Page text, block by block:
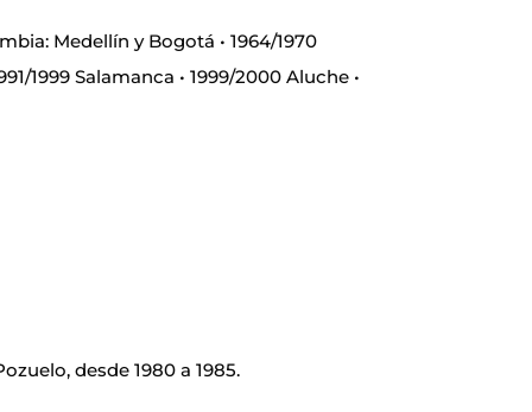
Medellín y Bogotá • 1964/1970
1999 Salamanca • 1999/2000 Aluche •
desde 1980 a 1985.